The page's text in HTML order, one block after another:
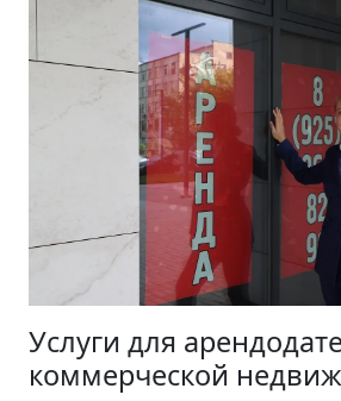
Услуги для
коммерческой